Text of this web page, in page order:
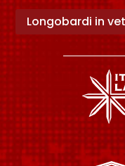
Longobardi in